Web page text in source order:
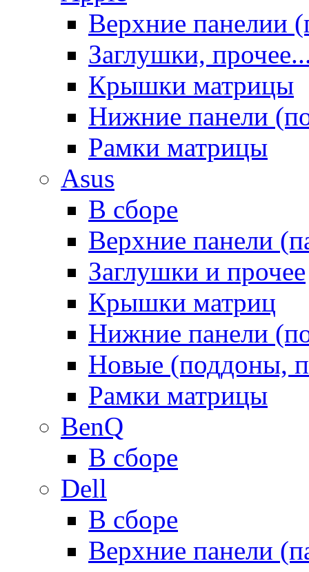
Верхние панелии
Заглушки,
Крышки матрицы
Нижние панели
Рамки матрицы
Asus
В сборе
Верхние панели
Заглушки и прочее
Крышки матриц
Нижние панели
Новые (поддоны,
Рамки матрицы
BenQ
В сборе
Dell
В сборе
Верхние панели